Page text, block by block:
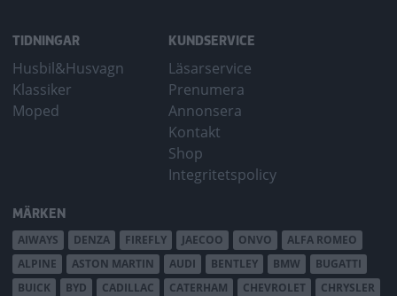
TIDNINGAR
Husbil&Husvagn
Klassiker
Moped
KUNDSERVICE
Läsarservice
Prenumera
Annonsera
Kontakt
Shop
Integritetspolicy
MÄRKEN
AIWAYS DENZA FIREFLY JAECOO ONVO
ALFA ROMEO
ALPINE
ASTON MARTIN AUDI BENTLEY BMW
BUGATTI
BUICK
BYD CADILLAC CATERHAM CHEVROLET
CHRYSLER